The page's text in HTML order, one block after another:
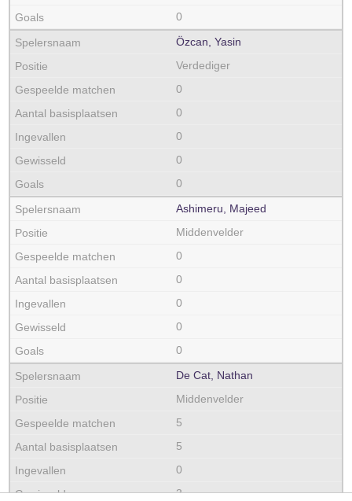
0
Özcan, Yasin
Verdediger
0
0
0
0
0
Ashimeru, Majeed
Middenvelder
0
0
0
0
0
De Cat, Nathan
Middenvelder
5
5
0
3